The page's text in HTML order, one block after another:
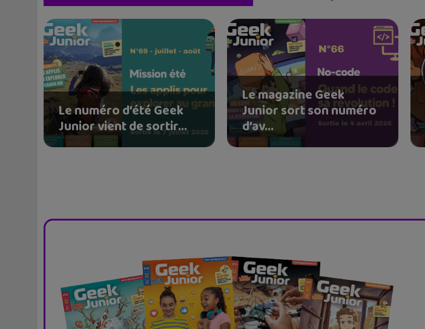
Le numéro d’été Geek
Junior vient de sortir...
Le magazine Geek
Junior sort son numéro
d’av...